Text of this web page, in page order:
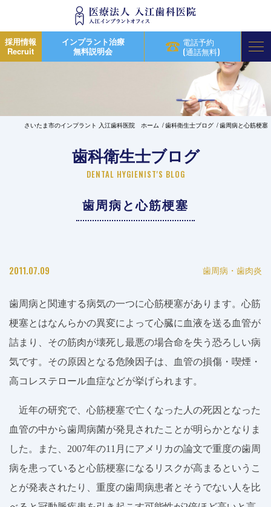
採用情報
Recruit
インプラント治療
無料説明会
電話予約
(通話無料)
さいたま市のインプラント 入江歯科医院 ホーム 歯科衛生士ブログ 歯周病と心筋梗塞
歯科衛生士ブログ
DENTAL HYGIENIST'S BLOG
歯周病と心筋梗塞
2011.07.09 歯周病・歯肉炎
歯周病と関連する病気の一つに心筋梗塞があります。心筋
梗塞とはなんらかの異変によって心臓に血液を送る血管が
詰まり、その筋肉が壊死し最悪の場合命を失う恐ろしい病
気です。その原因となる危険因子は、血管の損傷・喫煙・
高コレステロール血症などが挙げられます。
近年の研究で、心筋梗塞で亡くなった人の死因となった
血管の中から歯周病菌が発見されたことが明らかとなりま
した。また、 2007年の11 月にアメリカの論文で重度の歯周
病を患っていると心筋梗塞になるリスクが高まるというこ
とが発表されたり、重度の歯周病患者とそうでない人を比